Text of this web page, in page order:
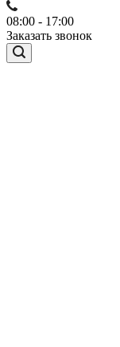
08:00 - 17:00
Заказать звонок